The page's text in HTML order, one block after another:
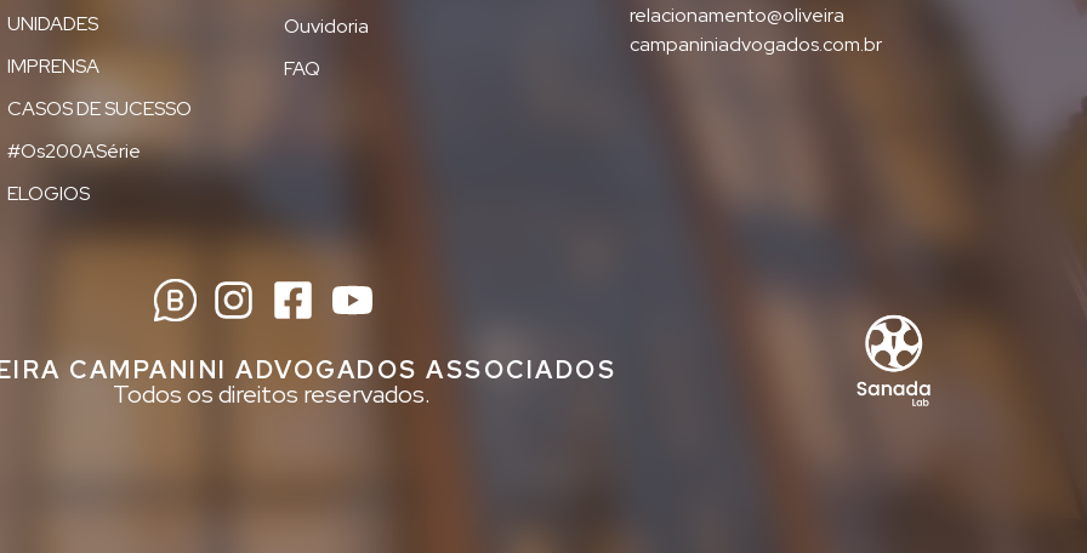
UNIDADES
IMPRENSA
CASOS DE SUCESSO
#Os200ASérie
ELOGIOS
Ouvidoria
FAQ
relacionamento@oliveira
campaniniadvogados.com.br
CAMPANINI ADVOGADOS ASSOCIADOS
Todos os direitos reservados.